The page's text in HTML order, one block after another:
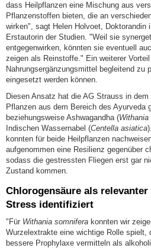
dass Heilpflanzen eine Mischung aus
Pflanzenstoffen bieten, die an
wirken", sagt Helen Holvoet, Doktorandin
Erstautorin der Studien. "Weil sie
entgegenwirken, könnten sie eventuell
zeigen als Reinstoffe." Ein weiterer
Nahrungsergänzungsmittel begleitend zu
eingesetzt werden können.
Diesen Ansatz hat die AG Strauss in
Pflanzen aus dem Bereich des Ayurveda
beziehungsweise Ashwagandha (
Indischen Wassernabel (Centella asiatica
konnten für beide Heilpflanzen
aufgenommen eine Resilienz gegenüber
sodass die gestressten Fliegen erst gar
Zustand kommen.
Chlorogensäure als
Stress identifiziert
"Für Withania somnifera konnten wir
Wurzelextrakte eine wichtige Rolle spielt,
bessere Prophylaxe vermitteln als